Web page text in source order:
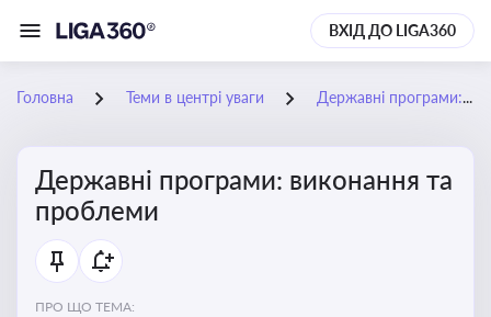
ВХІД ДО LIGA360
Головна Теми в центрі уваги Державні програми: виконання та проблеми
Державні програми: виконання та
проблеми
ПРО ЩО ТЕМА: